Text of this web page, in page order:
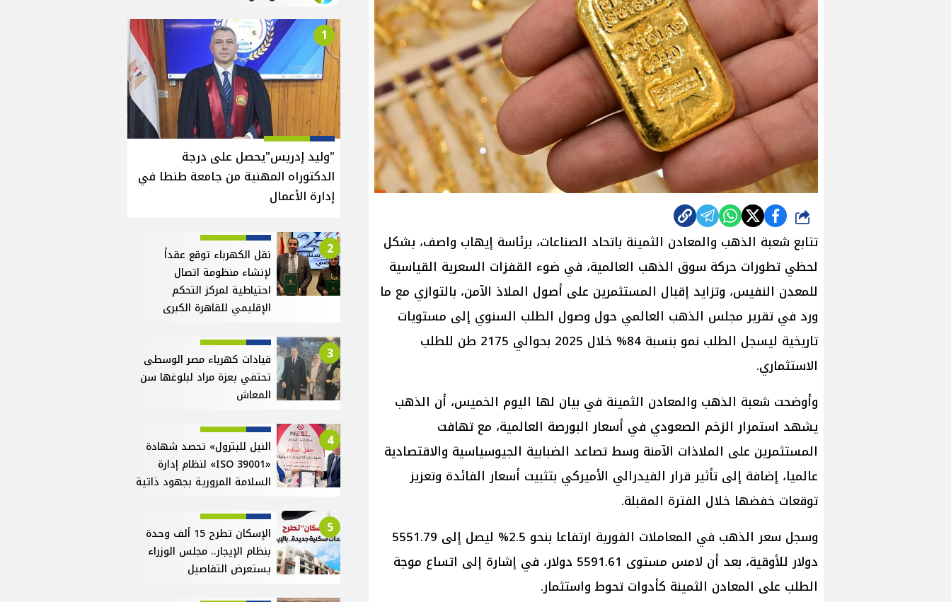
شارك
تتابع شعبة الذهب والمعادن الثمينة باتحاد الصناعات، برئاسة إيهاب واصف، بشكل
لحظي تطورات حركة سوق الذهب العالمية، في ضوء القفزات السعرية القياسية
للمعدن النفيس، وتزايد إقبال المستثمرين على أصول الملاذ الآمن، بالتوازي مع ما
ورد في تقرير مجلس الذهب العالمي حول وصول الطلب السنوي إلى مستويات
تاريخية ليسجل الطلب نمو بنسبة 84% خلال 2025 بحوالي 2175 طن للطلب
الاستثماري.
وأوضحت شعبة الذهب والمعادن الثمينة في بيان لها اليوم الخميس، أن الذهب
يشهد استمرار الزخم الصعودي في أسعار البورصة العالمية، مع تهافت
المستثمرين على الملاذات الآمنة وسط تصاعد الضبابية الجيوسياسية والاقتصادية
عالميا، إضافة إلى تأثير قرار الفيدرالي الأميركي بتثبيت أسعار الفائدة وتعزيز
توقعات خفضها خلال الفترة المقبلة.
وسجل سعر الذهب في المعاملات الفورية ارتفاعا بنحو 2.5% ليصل إلى 5551.79
دولار للأوقية، بعد أن لامس مستوى 5591.61 دولار، في إشارة إلى اتساع موجة
الطلب على المعادن الثمينة كأدوات تحوط واستثمار.
1
"وليد إدريس"يحصل على درجة
الدكتوراه المهنية من جامعة طنطا في
إدارة الأعمال
2
نقل الكهرباء توقع عقداً
لإنشاء منظومة اتصال
احتياطية لمركز التحكم
الإقليمي للقاهرة الكبرى
3
قيادات كهرباء مصر الوسطى
تحتفي بعزة مراد لبلوغها سن
المعاش
4
النيل للبترول» تحصد شهادة
«ISO 39001» لنظام إدارة
السلامة المرورية بجهود ذاتية
5
الإسكان تطرح 15 ألف وحدة
بنظام الإيجار.. مجلس الوزراء
يستعرض التفاصيل